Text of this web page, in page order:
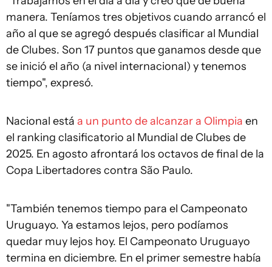
manera. Teníamos tres objetivos cuando arrancó el
año al que se agregó después clasificar al Mundial
de Clubes. Son 17 puntos que ganamos desde que
se inició el año (a nivel internacional) y tenemos
tiempo", expresó.
Nacional está a un punto de alcanzar a Olimpia en
el ranking clasificatorio al Mundial de Clubes de
2025. En agosto afrontará los octavos de final de la
Copa Libertadores contra São Paulo.
"También tenemos tiempo para el Campeonato
Uruguayo. Ya estamos lejos, pero podíamos
quedar muy lejos hoy. El Campeonato Uruguayo
termina en diciembre. En el primer semestre había